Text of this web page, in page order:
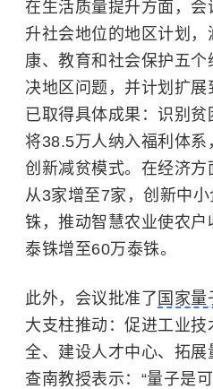
在生活质量提升方面，
升社会地位的地区计划
康、教育和社会保护五
决地区问题，并计划扩展
已取得具体成果：识别贫
将38.5万人纳入福利体
创新减贫模式。在经济
从3家增至7家，创新中
铢，推动智慧农业使农
泰铢增至60万泰铢。
此外，会议批准了 国家量
大支柱推动：促进工业
全、建设人才中心、拓
查南教授表示：“量子是